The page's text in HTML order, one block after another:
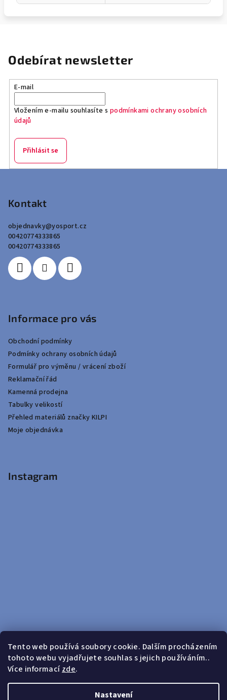
Tento web používá soubory cookie. Dalším procházením
tohoto webu vyjadřujete souhlas s jejich používáním..
Více informacízde.
Nastavení
Odebírat newsletter
E-mail
Vložením e-mailu souhlasíte s podmínkami ochrany osobních
údajů
Přihlásit se
Kontakt
objednavky@yosport.cz
00420774333865
00420774333865
Informace pro vás
Obchodní podmínky
Podmínky ochrany osobních údajů
Formulář pro výměnu / vrácení zboží
Reklamační řád
Kamenná prodejna
Tabulky velikostí
Přehled materiálů značky KILPI
Moje objednávka
Instagram
Sledovat na Instagramu
Doprava zdarma od 599 Kč